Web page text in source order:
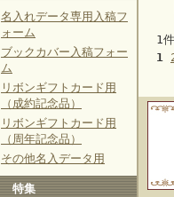
名入れデータ専用入稿フ
ォーム
ブックカバー入稿フォー
ム
リボンギフトカード用
（成約記念品）
リボンギフトカード用
（周年記念品）
その他名入データ用
特集
1
1